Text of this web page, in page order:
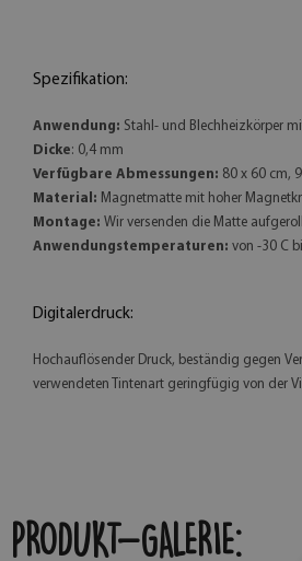
Spezifikation:
Anwendung: Stahl- und Blechheizkörper
Dicke: 0,4 mm
Verfügbare Abmessungen: 80 x 60 cm,
Material: Magnetmatte mit hoher
Montage: Wir versenden die Matte
Anwendungstemperaturen: von -30 C
Digitalerdruck:
Hochauflösender Druck, beständig gegen
verwendeten Tintenart geringfügig von der
PRODUKT-GALERIE: